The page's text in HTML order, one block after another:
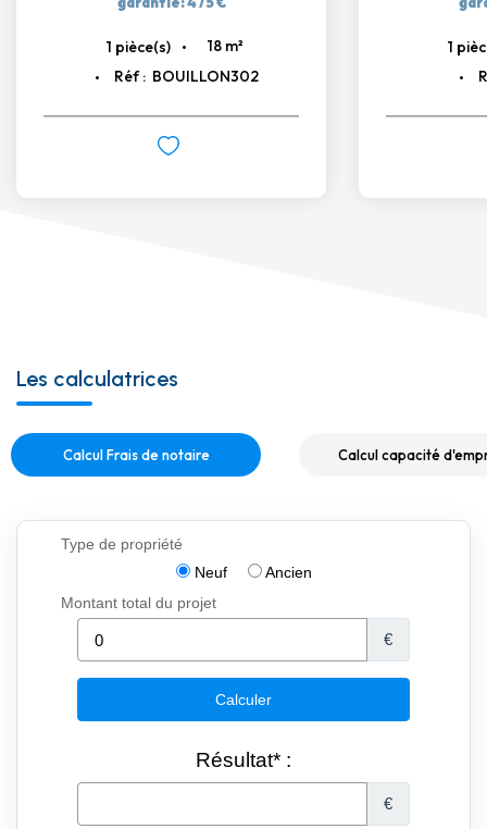
1 pièce(s) 18 m²
Réf : BOUILLON302
1
Les calculatrices
Calcul Frais de notaire Calcul capacité